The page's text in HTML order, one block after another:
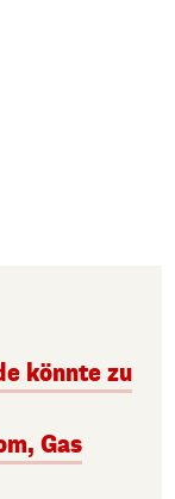
könnte zu
Gas